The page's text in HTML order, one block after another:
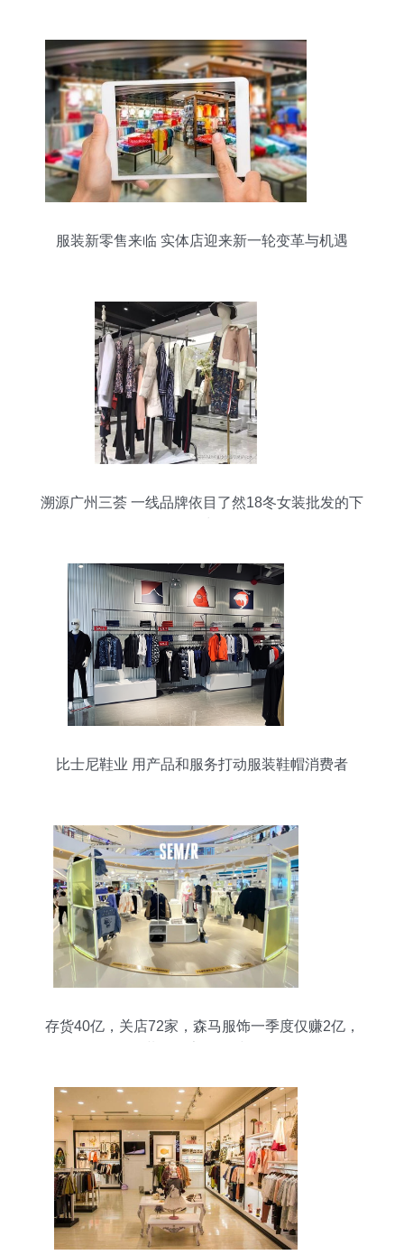
服装新零售来临 实体店迎来新一轮变革与机遇
溯源广州三荟 一线品牌依目了然18冬女装批发的下
比士尼鞋业 用产品和服务打动服装鞋帽消费者
存货40亿，关店72家，森马服饰一季度仅赚2亿，